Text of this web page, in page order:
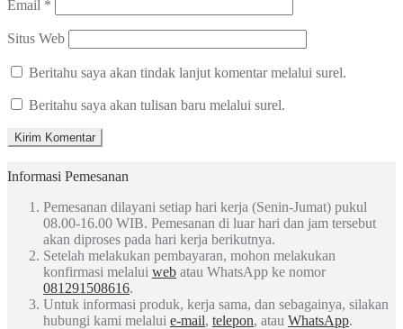
Email *
Situs Web
Beritahu saya akan tindak lanjut komentar melalui surel.
Beritahu saya akan tulisan baru melalui surel.
Informasi Pemesanan
Pemesanan dilayani setiap hari kerja (Senin-Jumat) pukul
08.00-16.00 WIB. Pemesanan di luar hari dan jam tersebut
akan diproses pada hari kerja berikutnya.
Setelah melakukan pembayaran, mohon melakukan
konfirmasi melalui web atau WhatsApp ke nomor
081291508616.
Untuk informasi produk, kerja sama, dan sebagainya, silakan
hubungi kami melalui e-mail, telepon, atau WhatsApp.